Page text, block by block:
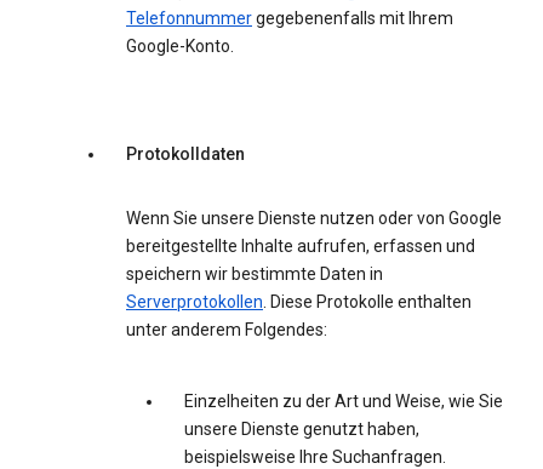
Telefonnummergegebenenfalls mit Ihrem
Google-Konto.
Protokolldaten
Wenn Sie unsere Dienste nutzen oder von Google
bereitgestellte Inhalte aufrufen, erfassen und
speichern wir bestimmte Daten in
Serverprotokollen. Diese Protokolle enthalten
unter anderem Folgendes:
Einzelheiten zu der Art und Weise, wie Sie
unsere Dienste genutzt haben,
beispielsweise Ihre Suchanfragen.